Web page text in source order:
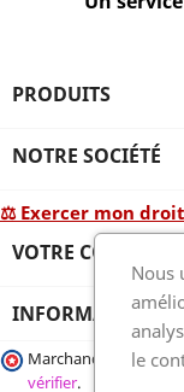
PRODUITS
NOTRE SOCIÉTÉ
⚖ Exercer mon
VOTRE COMPTE
INFORMATIONS
Marchand approuvé
vérifier.
Nous
le